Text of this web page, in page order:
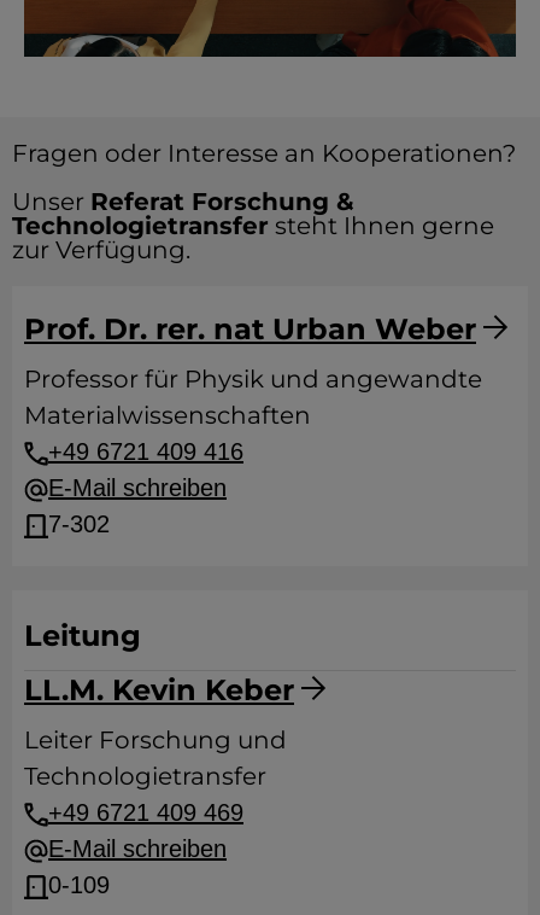
Fragen oder Interesse an Kooperationen?
Unser Referat Forschung &
Technologietransfer steht Ihnen gerne
zur Verfügung.
Prof. Dr. rer. nat Urban Weber
Professor für Physik und angewandte
Materialwissenschaften
+49 6721 409 416
E-Mail schreiben
7-302
LL.M. Kevin Keber
Leitung
Leiter Forschung und
Technologietransfer
+49 6721 409 469
E-Mail schreiben
0-109